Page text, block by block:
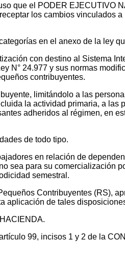
que el PODER EJECUTIVO
los cambios vinculados
en el anexo de la ley
con destino al Sistema
N° 24.977 y sus normas
contribuyentes.
limitándolo a las
la actividad primaria, a las
adheridos al régimen, en
de todo tipo.
en relación de
sea para su comercialización
semestral.
Contribuyentes (RS),
aplicación de tales
99, incisos 1 y 2 de la